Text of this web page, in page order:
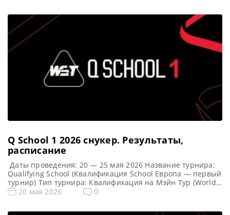
разыграно восемь карт World Snooker Tour, а финалисты
(ПОБЕДИТЕЛИ) каждого из […]
Q School 1 2026 cнукер. Результаты,
расписание
Даты проведения: 20 — 25 мая 2026 Название турнира:
Qualifying School (Квалификация School Европа — первый
турнир) Тип турнира: Квалификация на Мэйн Тур (World
Snooker Tour) Арена: Mattioli Arena Место проведения
20 мая 2026 0